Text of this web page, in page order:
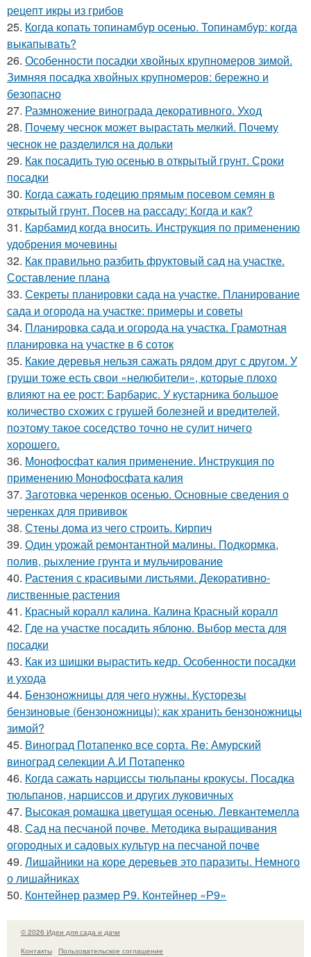
рецепт икры из грибов
25. Когда копать топинамбур осенью. Топинамбур: когда
выкапывать?
26. Особенности посадки хвойных крупномеров зимой.
Зимняя посадка хвойных крупномеров: бережно и
безопасно
27. Размножение винограда декоративного. Уход
28. Почему чеснок может вырастать мелкий. Почему
чеснок не разделился на дольки
29. Как посадить тую осенью в открытый грунт. Сроки
посадки
30. Когда сажать годецию прямым посевом семян в
открытый грунт. Посев на рассаду: Когда и как?
31. Карбамид когда вносить. Инструкция по применению
удобрения мочевины
32. Как правильно разбить фруктовый сад на участке.
Составление плана
33. Секреты планировки сада на участке. Планирование
сада и огорода на участке: примеры и советы
34. Планировка сада и огорода на участка. Грамотная
планировка на участке в 6 соток
35. Какие деревья нельзя сажать рядом друг с другом. У
груши тоже есть свои «нелюбители», которые плохо
влияют на ее рост: Барбарис. У кустарника большое
количество схожих с грушей болезней и вредителей,
поэтому такое соседство точно не сулит ничего
хорошего.
36. Монофосфат калия применение. Инструкция по
применению Монофосфата калия
37. Заготовка черенков осенью. Основные сведения о
черенках для прививок
38. Стены дома из чего строить. Кирпич
39. Один урожай ремонтантной малины. Подкормка,
полив, рыхление грунта и мульчирование
40. Растения с красивыми листьями. Декоративно-
лиственные растения
41. Красный коралл калина. Калина Красный коралл
42. Где на участке посадить яблоню. Выбор места для
посадки
43. Как из шишки вырастить кедр. Особенности посадки
и ухода
44. Бензоножницы для чего нужны. Кусторезы
бензиновые (бензоножницы): как хранить бензоножницы
зимой?
45. Виноград Потапенко все сорта. Re: Амурский
виноград селекции А.И Потапенко
46. Когда сажать нарциссы тюльпаны крокусы. Посадка
тюльпанов, нарциссов и других луковичных
47. Высокая ромашка цветущая осенью. Левкантемелла
48. Сад на песчаной почве. Методика выращивания
огородных и садовых культур на песчаной почве
49. Лишайники на коре деревьев это паразиты. Немного
о лишайниках
50. Контейнер размер P9. Контейнер «Р9»
© 2026 Идеи для сада и дачи
Контакты
Пользовательское соглашение